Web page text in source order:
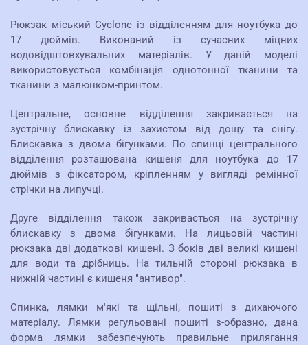
Рюкзак міський Cyclone із відділенням для ноутбука до
17 дюймів. Виконаний із сучасних міцних
водовідштовхувальних матеріалів. У даній моделі
використовується комбінація однотонної тканини та
тканини з малюнком-принтом.
Центральне, основне відділення закривається на
зустрічну блискавку із захистом від дощу та снігу.
Блискавка з двома бігунками. По спинці центрального
відділення розташована кишеня для ноутбука до 17
дюймів з фіксатором, кріпленням у вигляді ремінної
стрічки на липучці.
Друге відділення також закривається на зустрічну
блискавку з двома бігунками. На лицьовій частині
рюкзака дві додаткові кишені. З боків дві великі кишені
для води та дрібниць. На тильній стороні рюкзака в
нижній частині є кишеня "антивор".
Спинка, лямки м'які та щільні, пошиті з дихаючого
матеріалу. Лямки регульовані пошиті s-образно, дана
форма лямки забезпечують правильне прилягання